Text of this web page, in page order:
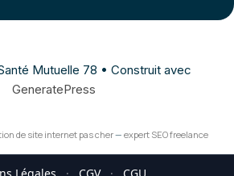
Mutuelle 78 • Construit avec
GeneratePress
de site internet pas cher— expert SEO freelance